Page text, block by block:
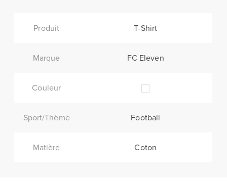
Produit T-Shirt
Marque FC Eleven
Couleur
Sport/Thème Football
Matière Coton